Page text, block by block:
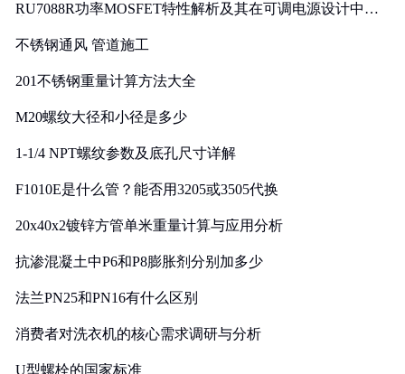
RU7088R功率MOSFET特性解析及其在可调电源设计中的
不锈钢通风 管道施工
201不锈钢重量计算方法大全
M20螺纹大径和小径是多少
1-1/4 NPT螺纹参数及底孔尺寸详解
F1010E是什么管？能否用3205或3505代换
20x40x2镀锌方管单米重量计算与应用分析
抗渗混凝土中P6和P8膨胀剂分别加多少
法兰PN25和PN16有什么区别
消费者对洗衣机的核心需求调研与分析
U型螺栓的国家标准